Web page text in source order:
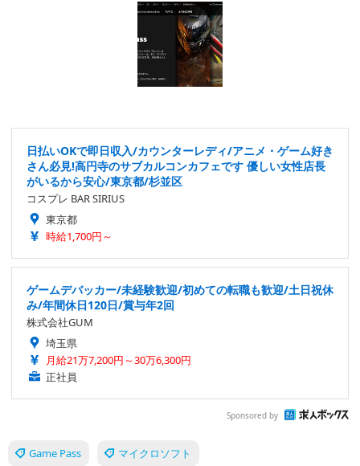
日払いOKで即日収入/カウンターレディ/アニメ・ゲーム好き
さん必見!高円寺のサブカルコンカフェです 優しい女性店長
がいるから安心/東京都/杉並区
コスプレ BAR SIRIUS
東京都
時給1,700円～
ゲームデバッカー/未経験歓迎/初めての転職も歓迎/土日祝休
み/年間休日120日/賞与年2回
株式会社GUM
埼玉県
月給21万7,200円～30万6,300円
正社員
Sponsored by
Game Pass マイクロソフト